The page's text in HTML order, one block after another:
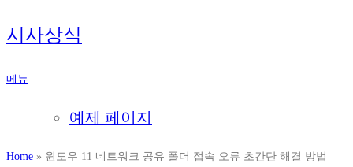
내
용
로
기
시사상식
메뉴
예제 페이지
Home » 윈도우 11 네트워크 공유 폴더 접속 오류 초간단 해결 방법